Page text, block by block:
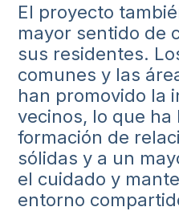
El proyecto
mayor sentido de
sus residentes.
comunes y las
han promovido la
vecinos, lo que ha
formación de
sólidas y a un
el cuidado y
entorno